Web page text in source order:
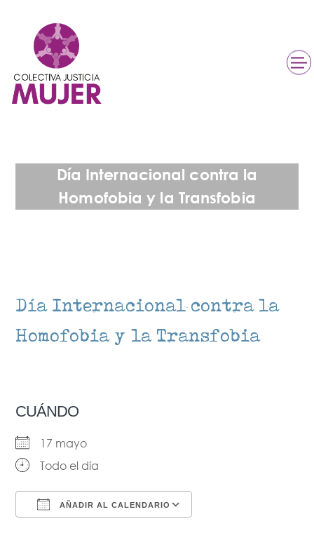
Día Internacional contra la
Homofobia y la Transfobia​​
Día Internacional contra la
Homofobia y la Transfobia​​
CUÁNDO
17 mayo
Todo el día
AÑADIR AL CALENDARIO